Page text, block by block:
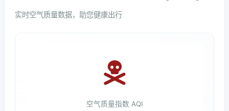
实时空气质量数据，助您健康出行
空气质量指数 AQI